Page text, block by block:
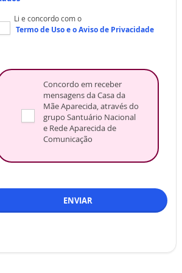
Li e concordo com o
Termo de Usoe oAviso de Privacidade
Concordo em receber
mensagens da Casa da
Mãe Aparecida, através do
grupo Santuário Nacional
e Rede Aparecida de
Comunicação
ENVIAR